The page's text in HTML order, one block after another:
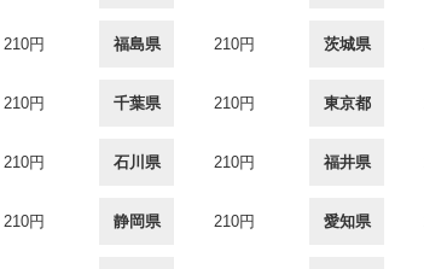
210円 福島県 210円 茨城県
210円 千葉県 210円 東京都
210円 石川県 210円 福井県
210円 静岡県 210円 愛知県